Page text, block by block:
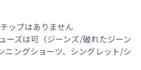
ップはありません
ーズは可（ジーンズ/破れたジーン
ングショーツ、シングレット/シ